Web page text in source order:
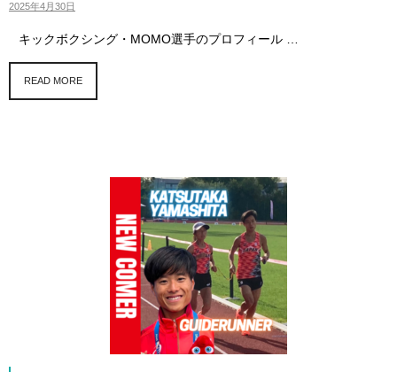
2025年4月30日
キックボクシング・MOMO選手のプロフィール …
READ MORE